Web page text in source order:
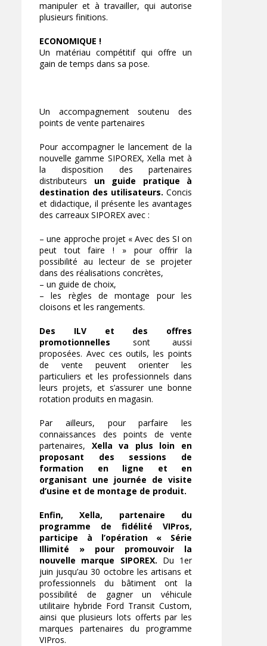
manipuler et à travailler, qui autorise
plusieurs finitions.
ECONOMIQUE !
Un matériau compétitif qui offre un
gain de temps dans sa pose.
Un accompagnement soutenu des
points de vente partenaires
Pour accompagner le lancement de la
nouvelle gamme SIPOREX, Xella met à
la disposition des partenaires
distributeurs un guide pratique à
destination des utilisateurs. Concis
et didactique, il présente les avantages
des carreaux SIPOREX avec :
– une approche projet « Avec des SI on
peut tout faire ! » pour offrir la
possibilité au lecteur de se projeter
dans des réalisations concrètes,
– un guide de choix,
– les règles de montage pour les
cloisons et les rangements.
Des ILV et des offres
promotionnelles sont aussi
proposées. Avec ces outils, les points
de vente peuvent orienter les
particuliers et les professionnels dans
leurs projets, et s’assurer une bonne
rotation produits en magasin.
Par ailleurs, pour parfaire les
connaissances des points de vente
partenaires, Xella va plus loin en
proposant des sessions de
formation en ligne et en
organisant une journée de visite
d’usine et de montage de produit.
Enfin, Xella, partenaire du
programme de fidélité VIPros,
participe à l’opération « Série
Illimité » pour promouvoir la
nouvelle marque SIPOREX. Du 1er
juin jusqu’au 30 octobre les artisans et
professionnels du bâtiment ont la
possibilité de gagner un véhicule
utilitaire hybride Ford Transit Custom,
ainsi que plusieurs lots offerts par les
marques partenaires du programme
VIPros.